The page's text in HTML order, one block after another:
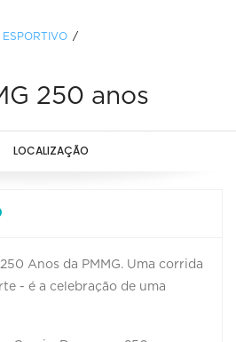
ESPORTIVO
250 anos
LOCALIZAÇÃO
Anos da PMMG. Uma corrida
- é a celebração de uma